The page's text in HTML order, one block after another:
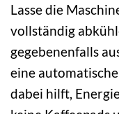
Lasse die
vollständig
gegebenenfalls
eine
dabei hilft,